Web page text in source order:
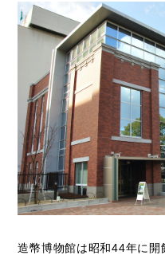
造幣博物館は昭和44年に